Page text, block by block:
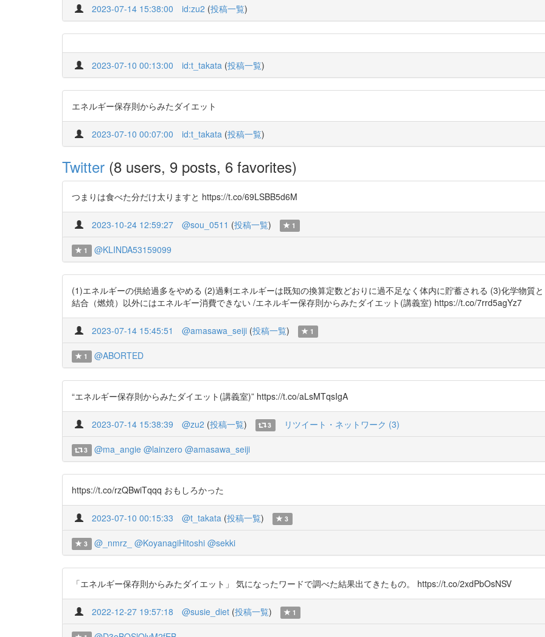
2023-07-14 15:38:00 id:zu2 (投稿一覧)
2023-07-10 00:13:00 id:t_takata (投稿一覧)
エネルギー保存則からみたダイエット
2023-07-10 00:07:00 id:t_takata (投稿一覧)
Twitter (8 users, 9 posts, 6 favorites)
つまりは食べた分だけ太りますと https://t.co/69LSBB5d6M
2023-10-24 12:59:27 @sou_0511 (投稿一覧) 1
1 @KLINDA53159099
(1)エネルギーの供給過多をやめる (2)過剰エネルギーは既知の換算定数どおりに過不足なく体内に貯蓄される (3)化学物質
結合（燃焼）以外にはエネルギー消費できない /エネルギー保存則からみたダイエット(講義室) https://t.co/7rrd5agYz7
2023-07-14 15:45:51 @amasawa_seiji (投稿一覧) 1
1 @ABORTED
“エネルギー保存則からみたダイエット(講義室)” https://t.co/aLsMTqsIgA
2023-07-14 15:38:39 @zu2 (投稿一覧) 3 リツイート・ネットワーク (3)
3 @ma_angie @lainzero @amasawa_seiji
https://t.co/rzQBwiTqqq おもしろかった
2023-07-10 00:15:33 @t_takata (投稿一覧) 3
3 @_nmrz_ @KoyanagiHitoshi @sekki
「エネルギー保存則からみたダイエット」 気になったワードで調べた結果出てきたもの。 https://t.co/2xdPbOsNSV
2022-12-27 19:57:18 @susie_diet (投稿一覧) 1